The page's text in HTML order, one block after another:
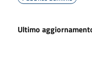
Ultimo